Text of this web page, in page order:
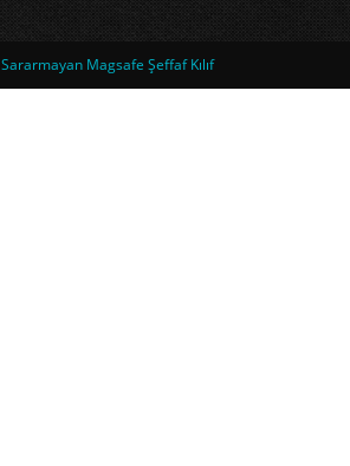
Sararmayan Magsafe Şeffaf Kılıf